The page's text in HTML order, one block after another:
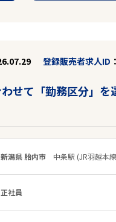
登録販売者求人ID
せて「勤務区分」
新潟県 胎内市 中条駅 (JR羽越本
正社員